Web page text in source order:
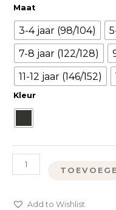
Maat
3-4 jaar (98/104)
7-8 jaar (122/128)
11-12 jaar (146/152)
Kleur
Add to Wishlist